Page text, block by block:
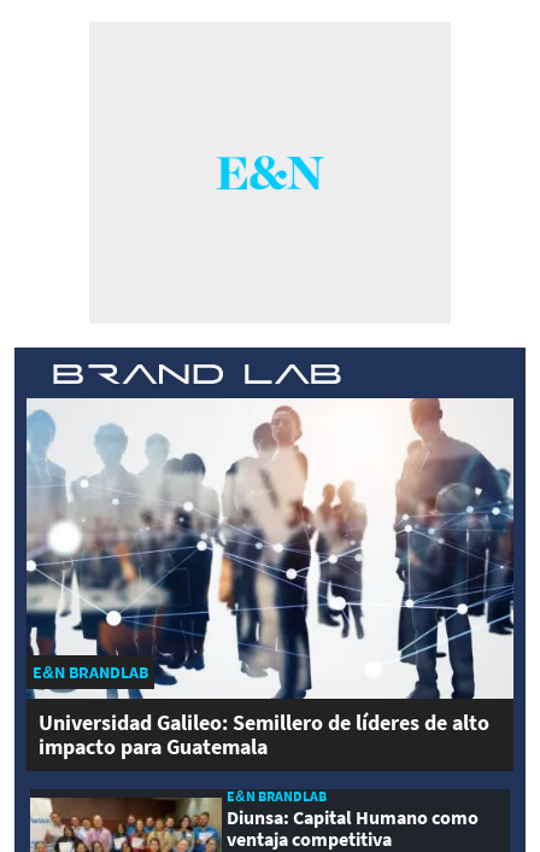
E&N BRANDLAB
Universidad Galileo: Semillero de líderes de alto
impacto para Guatemala
E&N BRANDLAB
Diunsa: Capital Humano como
ventaja competitiva